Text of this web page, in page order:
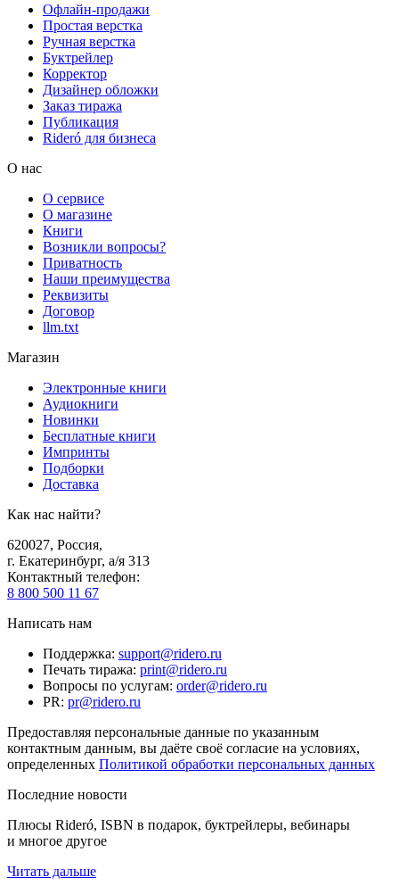
Офлайн-продажи
Простая верстка
Ручная верстка
Буктрейлер
Корректор
Дизайнер обложки
Заказ тиража
Публикация
Rideró для бизнеса
О нас
О сервисе
О магазине
Книги
Возникли вопросы?
Приватность
Наши преимущества
Реквизиты
Договор
llm.txt
Магазин
Электронные книги
Аудиокниги
Новинки
Бесплатные книги
Импринты
Подборки
Доставка
Как нас найти?
620027, Россия,
г. Екатеринбург, а/я 313
Контактный телефон:
8 800 500 11 67
Написать нам
Поддержка: support@ridero.ru
Печать тиража: print@ridero.ru
Вопросы по услугам: order@ridero.ru
PR: pr@ridero.ru
Предоставляя персональные данные по указанным
контактным данным, вы даёте своё согласие на условиях,
определенных Политикой обработки персональных данных
Последние новости
Плюсы Rideró, ISBN в подарок, буктрейлеры, вебинары
и многое другое
Читать дальше